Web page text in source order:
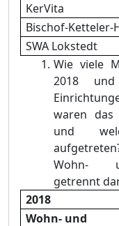
KerVita
Bischof-Ketteler-
SWA Lokstedt
Wie viele
2018
waren das
und
Wohn-
getrennt
2018
Wohn- und